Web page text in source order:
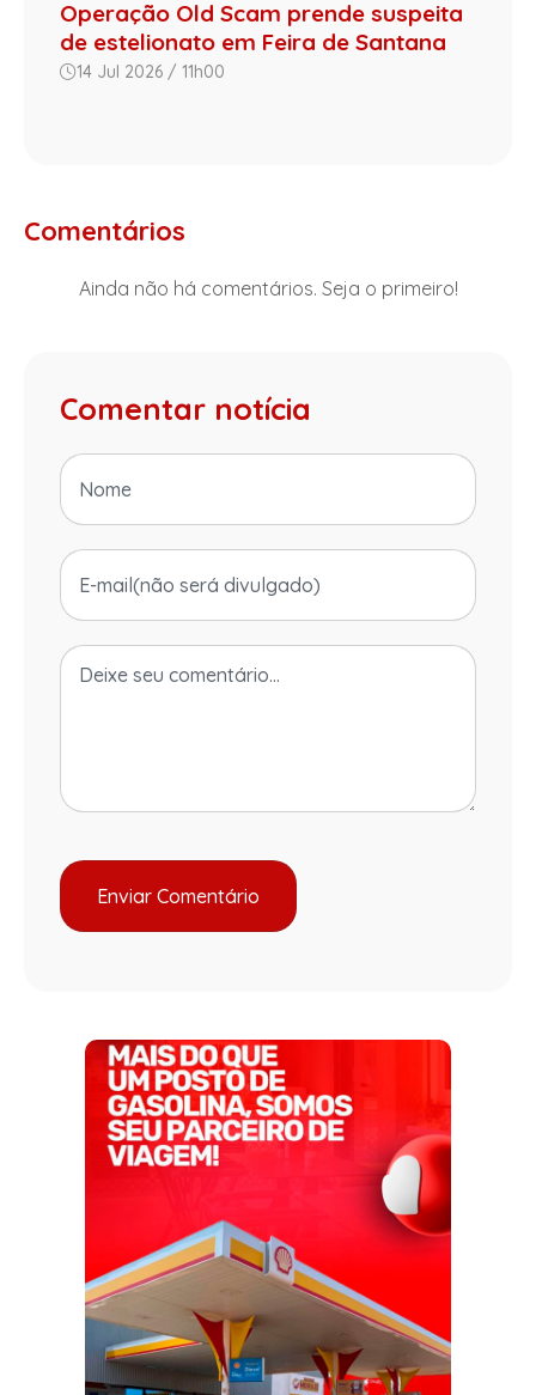
Operação Old Scam prende suspeita
de estelionato em Feira de Santana
14 Jul 2026 / 11h00
Comentários
Ainda não há comentários. Seja o primeiro!
Comentar notícia